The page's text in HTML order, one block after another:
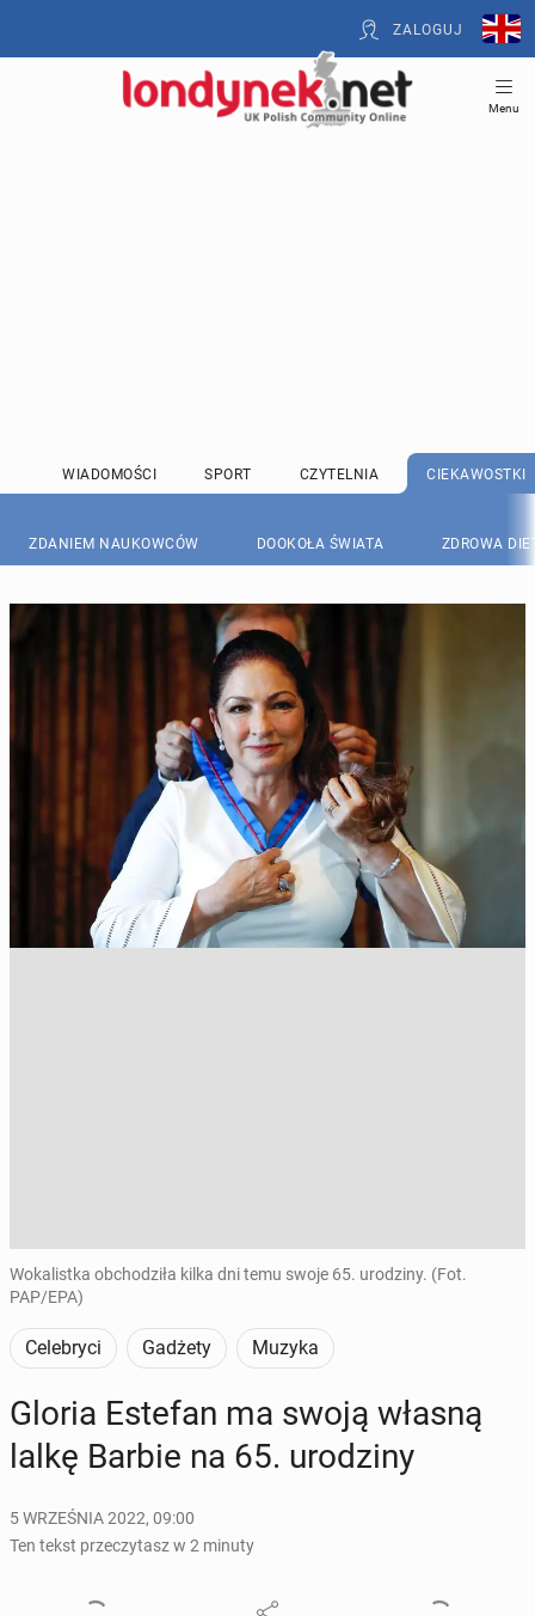
ZALOGUJ
Menu
WIADOMOŚCI SPORT CZYTELNIA CIEKAWOSTKI
ZDANIEM NAUKOWCÓW DOOKOŁA ŚWIATA ZDROWA
Wokalistka obchodziła kilka dni temu swoje 65. urodziny. (Fot.
PAP/EPA)
Celebryci Gadżety Muzyka
Gloria Estefan ma swoją własną
lalkę Barbie na 65. uro­dzi­ny
5 WRZEŚNIA 2022, 09:00
Ten tekst przeczytasz w 2 minuty